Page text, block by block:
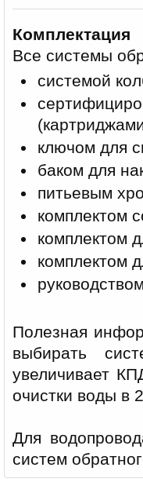
Комплектация
Все системы
системой
ключом для
баком для
питьевым
комплектом
комплектом
комплектом
Полезная
выбирать
увеличивает
очистки воды в
Для
систем